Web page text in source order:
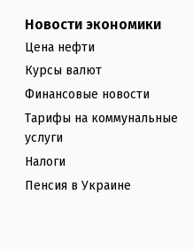
Новости экономики
Цена нефти
Курсы валют
Финансовые новости
Тарифы на коммунальные
услуги
Налоги
Пенсия в Украине